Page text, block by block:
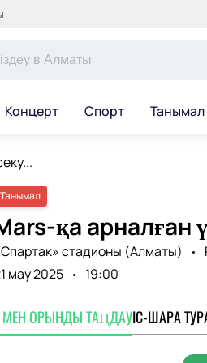
Концерт Спорт Танымал
Танымал
қа арналған
стадионы (Алматы)
мау 2025
19:00
ОРЫНДЫ ТАҢДАУІС-ШАРА